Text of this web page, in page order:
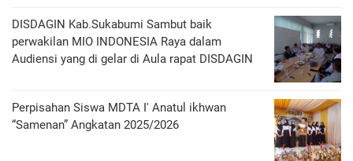
DISDAGIN Kab.Sukabumi Sambut baik
perwakilan MIO INDONESIA Raya dalam
Audiensi yang di gelar di Aula rapat DISDAGIN
Perpisahan Siswa MDTA I' Anatul ikhwan
“Samenan” Angkatan 2025/2026